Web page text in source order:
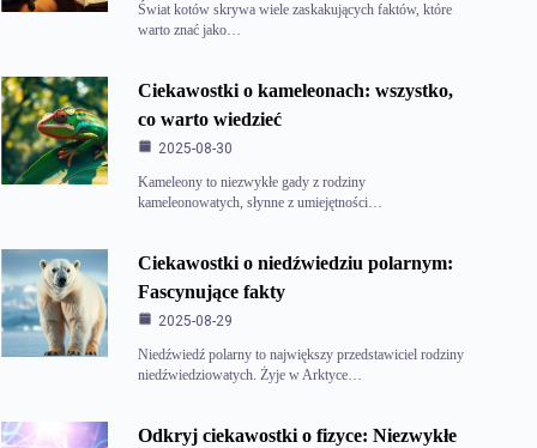
Świat kotów skrywa wiele zaskakujących faktów, które
warto znać jako…
Ciekawostki o kameleonach: wszystko,
co warto wiedzieć
2025-08-30
Kameleony to niezwykłe gady z rodziny
kameleonowatych, słynne z umiejętności…
Ciekawostki o niedźwiedziu polarnym:
Fascynujące fakty
2025-08-29
Niedźwiedź polarny to największy przedstawiciel rodziny
niedźwiedziowatych. Żyje w Arktyce…
Odkryj ciekawostki o fizyce: Niezwykłe